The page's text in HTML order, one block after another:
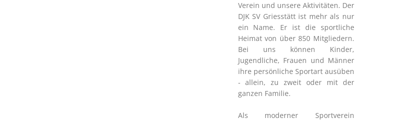
Verein und unsere Aktivitäten. Der
DJK SV Griesstätt ist mehr als nur
ein Name. Er ist die sportliche
Heimat von über 850 Mitgliedern.
Bei uns können Kinder,
Jugendliche, Frauen und Männer
ihre persönliche Sportart ausüben
- allein, zu zweit oder mit der
ganzen Familie.
Als moderner Sportverein